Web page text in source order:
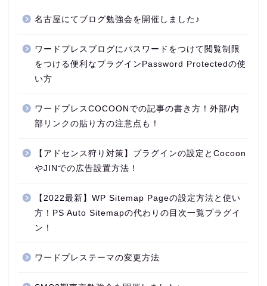
名古屋にてブログ勉強会を開催しました♪
ワードプレスブログにパスワードをつけて閲覧制限
をつける便利なプラグインPassword Protectedの使
い方
ワードプレスCOCOONでの記事の書き方！外部/内
部リンクの貼り方の注意点も！
【アドセンス狩り対策】プラグインの設定とCocoon
やJINでの広告設置方法！
【2022最新】WP Sitemap Pageの設定方法と使い
方！PS Auto Sitemapの代わりの目次一覧プラグイ
ン！
ワードプレステーマの変更方法